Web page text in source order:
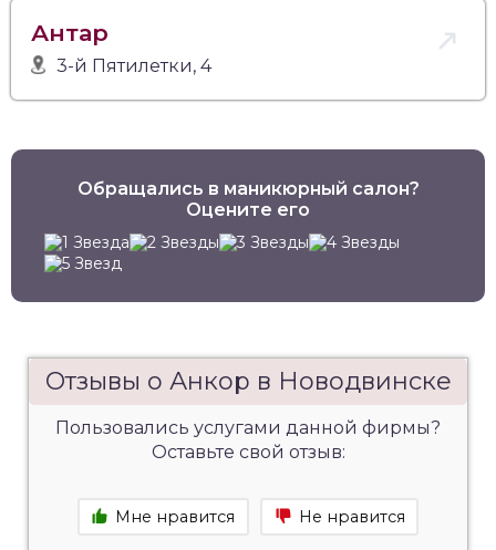
Антар
3-й Пятилетки, 4
Обращались в маникюрный салон?
Оцените его
Отзывы о Анкор в Новодвинске
Пользовались услугами данной фирмы?
Оставьте свой отзыв:
Мне нравится Не нравится